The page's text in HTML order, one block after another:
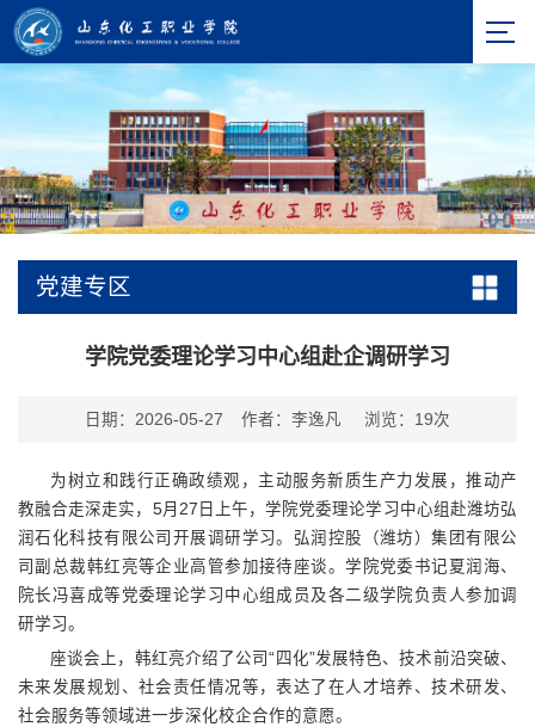
党建专区
学院党委理论学习中心组赴企调研学习
日期：2026-05-27 作者：李逸凡 浏览： 19次
为树立和践行正确政绩观，主动服务新质生产力发展，推动产
教融合走深走实，5月27日上午，学院党委理论学习中心组赴潍坊弘
润石化科技有限公司开展调研学习。弘润控股（潍坊）集团有限公
司副总裁韩红亮等企业高管参加接待座谈。学院党委书记夏润海、
院长冯喜成等党委理论学习中心组成员及各二级学院负责人参加调
研学习。
座谈会上，韩红亮介绍了公司“四化”发展特色、技术前沿突破、
未来发展规划、社会责任情况等，表达了在人才培养、技术研发、
社会服务等领域进一步深化校企合作的意愿。